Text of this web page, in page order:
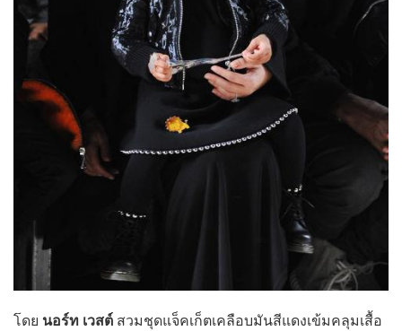
โดย นอร์ท เวสต์ สวมชุดแจ็คเก็ตเคลือบมันสีแดงเข้มคลุมเสื้อ